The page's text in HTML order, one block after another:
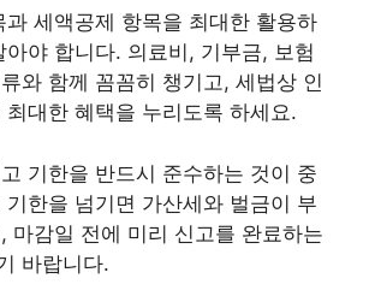
세액공제 항목을 최대한 활용하
아야 합니다. 의료비, 기부금, 보험
와 함께 꼼꼼히 챙기고, 세법상 인
최대한 혜택을 누리도록 하세요.
기한을 반드시 준수하는 것이 중
기한을 넘기면 가산세와 벌금이 부
마감일 전에 미리 신고를 완료하는
바랍니다.